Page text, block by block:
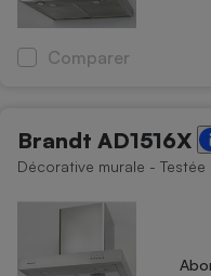
Comparer
Brandt AD1516X
Décorative murale -